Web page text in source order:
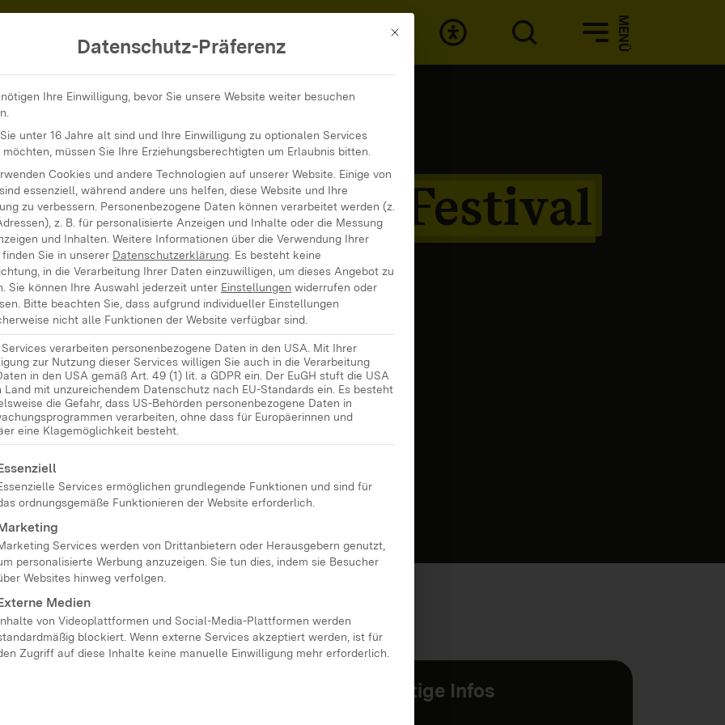
MENÜ
KinderKinoFestival
KinderKinoFestival
Gmünd (Kikife) ist das größte
Raum mit dem Schwerpunkt “Kinder-
im Alter von acht bis 15 Jahren die
Wichtige Infos
Mit diesem Button wird der Dialog geschlossen. Seine
Datenschutz-Präferenz
Ihre Einwilligung, bevor Sie unsere Website weiter besuchen
unter 16 Jahre alt sind und Ihre Einwilligung zu optionalen Services
möchten, müssen Sie Ihre Erziehungsberechtigten um Erlaubnis bitten.
Cookies und andere Technologien auf unserer Website. Einige von
essenziell, während andere uns helfen, diese Website und Ihre
zu verbessern. Personenbezogene Daten können verarbeitet werden (z.
z. B. für personalisierte Anzeigen und Inhalte oder die Messung
und Inhalten. Weitere Informationen über die Verwendung Ihrer
finden Sie in unserer Datenschutzerklärung Es besteht keine
in die Verarbeitung Ihrer Daten einzuwilligen, um dieses Angebot zu
Sie können Ihre Auswahl jederzeit unter Einstellungen widerrufen oder
Bitte beachten Sie, dass aufgrund individueller Einstellungen
nicht alle Funktionen der Website verfügbar sind.
Services verarbeiten personenbezogene Daten in den USA. Mit Ihrer
zur Nutzung dieser Services willigen Sie auch in die Verarbeitung
in den USA gemäß Art. 49 (1) lit. a GDPR ein. Der EuGH stuft die USA
Land mit unzureichendem Datenschutz nach EU-Standards ein. Es besteht
die Gefahr, dass US-Behörden personenbezogene Daten in
verarbeiten, ohne dass für Europäerinnen und
eine Klagemöglichkeit besteht.
eine Liste der Service-Gruppen, für die eine Einwilligung erteilt werden kann. Die erste Service-Gruppe ist essenziell
Services ermöglichen grundlegende Funktionen und sind für
ordnungsgemäße Funktionieren der Website erforderlich.
Services werden von Drittanbietern oder Herausgebern genutzt,
personalisierte Werbung anzuzeigen. Sie tun dies, indem sie Besucher
Websites hinweg verfolgen.
Medien
von Videoplattformen und Social-Media-Plattformen werden
blockiert. Wenn externe Services akzeptiert werden, ist für
Zugriff auf diese Inhalte keine manuelle Einwilligung mehr erforderlich.